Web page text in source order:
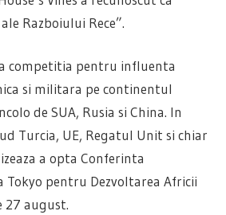
Razboiului Rece”.
competitia pentru influenta
si militara pe continentul
de SUA, Rusia si China. In
Turcia, UE, Regatul Unit si chiar
a opta Conferinta
pentru Dezvoltarea Africii
27 august.